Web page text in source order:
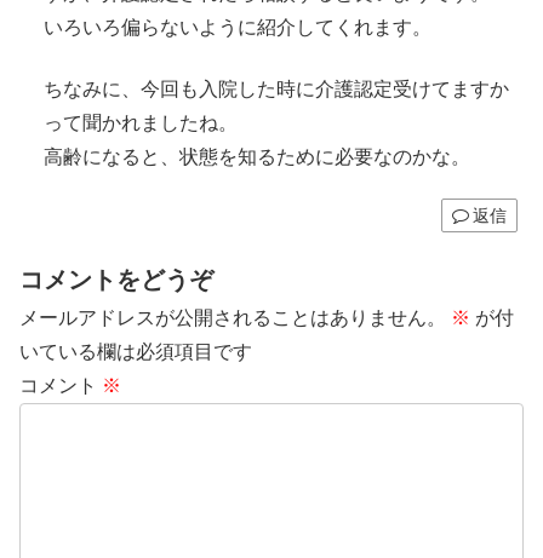
いろいろ偏らないように紹介してくれます。
ちなみに、今回も入院した時に介護認定受けてますか
って聞かれましたね。
高齢になると、状態を知るために必要なのかな。
返信
コメントをどうぞ
メールアドレスが公開されることはありません。 ※ が付
いている欄は必須項目です
コメント ※